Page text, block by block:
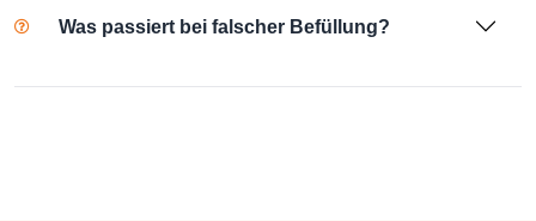
Was passiert bei falscher Befüllung?